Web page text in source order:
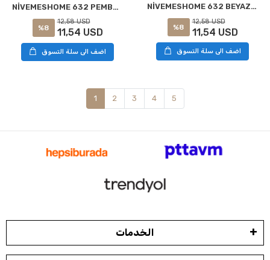
NİVEMESHOME 632 PEMBE 90X150 HAZAL BANYO HAVLUSU NURPAK
%8
12,58 USD
11,54 USD
اضف الى سلة التسوق
NİVEMESHOME 632 BEYAZ 90X150 HAZAL BANYO HAVLUSU NURPAK
%8
12,58 USD
11,54 USD
اضف الى سلة التسوق
1 2 3 4 5
الخدمات